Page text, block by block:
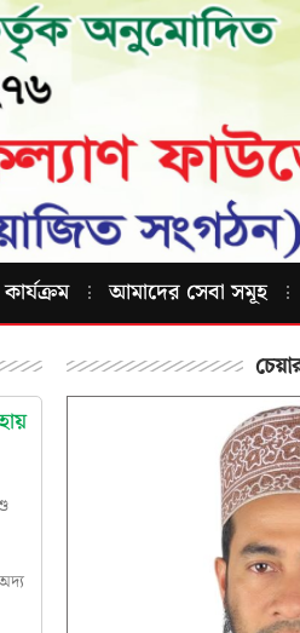
কার্যক্রম আমাদের সেবা সমূহ